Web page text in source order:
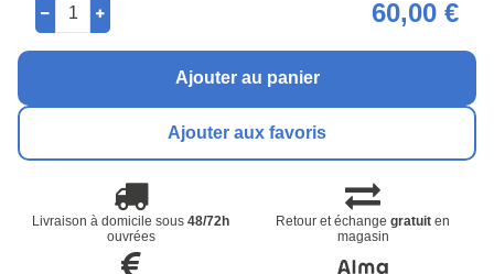
60,00 €
Ajouter au panier
Ajouter aux favoris
Livraison à domicile sous48/72h
ouvrées
Retour et échangegratuit en
magasin